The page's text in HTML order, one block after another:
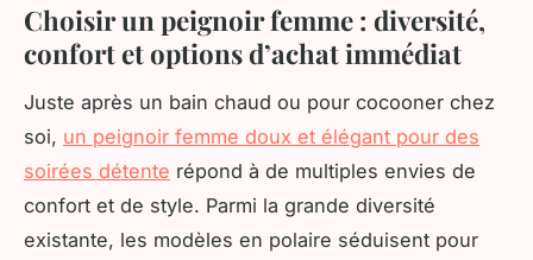
Choisir un peignoir femme : diversité,
confort et options d’achat immédiat
Juste après un bain chaud ou pour cocooner chez
soi, un peignoir femme doux et élégant pour des
soirées détente répond à de multiples envies de
confort et de style. Parmi la grande diversité
existante, les modèles en polaire séduisent pour